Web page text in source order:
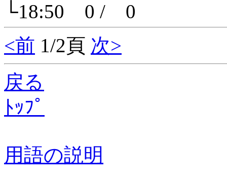
└18:50 0 / 0
<前 1/2頁 次>
戻る
ﾄｯﾌﾟ
用語の説明